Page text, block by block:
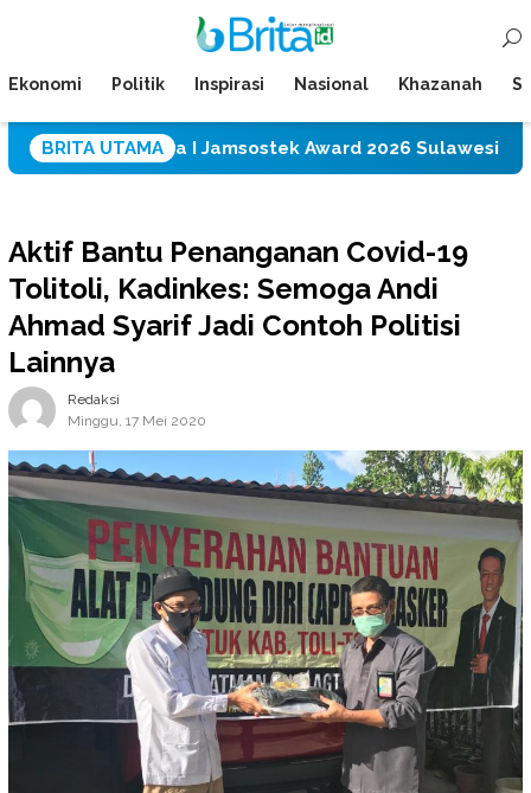
Mobile
Ekonomi Politik Inspirasi Nasional Khazanah
BRITA UTAMA
Juara I Jamsostek Award 2026 Sulawesi Tengah
Aktif Bantu Penanganan Covid-19
Tolitoli, Kadinkes: Semoga Andi
Ahmad Syarif Jadi Contoh Politisi
Lainnya
Redaksi
Minggu, 17 Mei 2020